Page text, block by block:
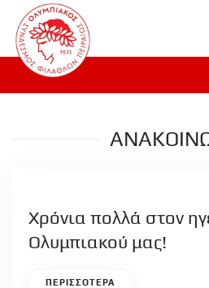
Skip to main content
Χρόνια πολλά στον
Ολυμπιακού μας!
ΠΕΡΙΣΣΟΤΕΡΑ